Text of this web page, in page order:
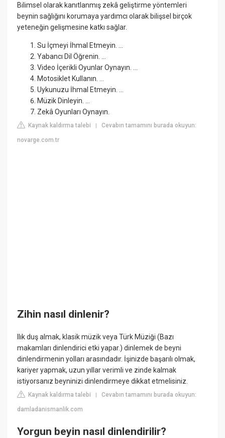
Bilimsel olarak kanıtlanmış zekâ geliştirme yöntemleri
beynin sağlığını korumaya yardımcı olarak bilişsel birçok
yeteneğin gelişmesine katkı sağlar.
Su İçmeyi İhmal Etmeyin. ...
Yabancı Dil Öğrenin. ...
Video İçerikli Oyunlar Oynayın. ...
Motosiklet Kullanın. ...
Uykunuzu İhmal Etmeyin. ...
Müzik Dinleyin. ...
Zekâ Oyunları Oynayın.
Kaynak kaldırma talebi |Cevabın tamamını burada okuyun:
novarge.com.tr
Zihin nasıl dinlenir?
Ilık duş almak, klasik müzik veya Türk Müziği (Bazı
makamları dinlendirici etki yapar.) dinlemek de beyni
dinlendirmenin yolları arasındadır. İşinizde başarılı olmak,
kariyer yapmak, uzun yıllar verimli ve zinde kalmak
istiyorsanız beyninizi dinlendirmeye dikkat etmelisiniz.
Kaynak kaldırma talebi |Cevabın tamamını burada okuyun:
damladanismanlik.com
Yorgun beyin nasıl dinlendirilir?